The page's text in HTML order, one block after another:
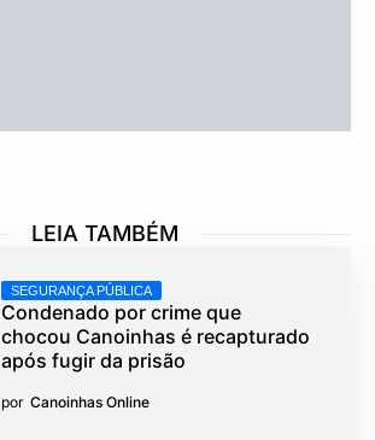
LEIA TAMBÉM
SEGURANÇA PÚBLICA
Condenado por crime que
chocou Canoinhas é recapturado
após fugir da prisão
por Canoinhas Online